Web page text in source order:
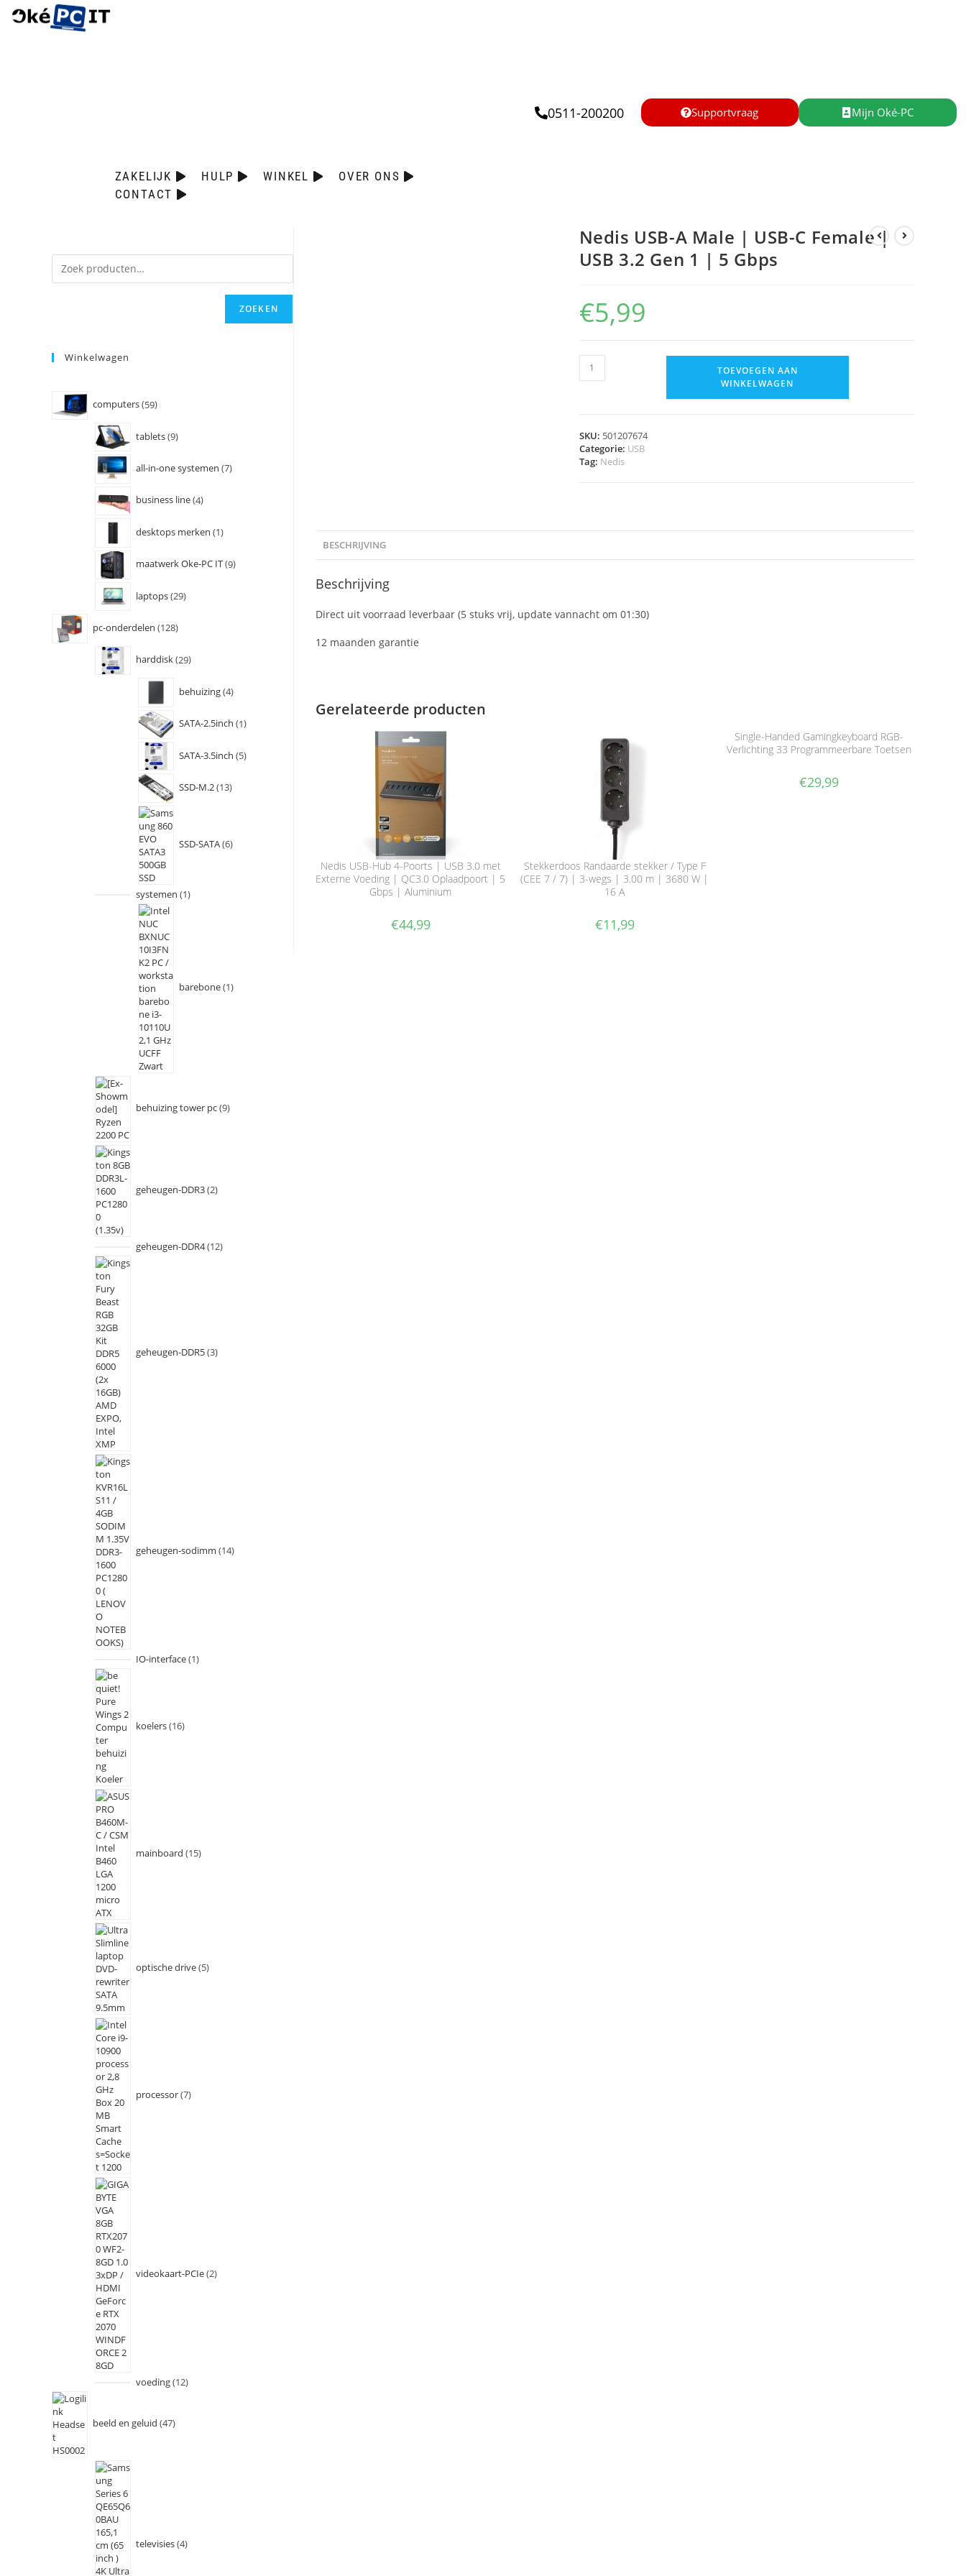
ZAKELIJK HULP WINKEL
OVER ONS
CONTACT
0511-200200 Supportvraag Mijn Oké-PC
Nedis USB-A Male | USB-C Female |
USB 3.2 Gen 1 | 5 Gbps
€5,99
TOEVOEGEN AAN
WINKELWAGEN
SKU: 501207674
Categorie: USB
Tag: Nedis
BESCHRIJVING
Beschrijving
Direct uit voorraad leverbaar (5 stuks vrij, update vannacht om 01:30)
12 maanden garantie
Gerelateerde producten
Nedis USB-Hub 4-Poorts | USB 3.0 met
Externe Voeding | QC3.0 Oplaadpoort | 5
Gbps | Aluminium
€44,99
Stekkerdoos Randaarde stekker / Type F
(CEE 7 / 7) | 3-wegs | 3.00 m | 3680 W |
16 A
€11,99
Single-Handed Gamingkeyboard RGB-
Verlichting 33 Programmeerbare Toetsen
€29,99
ZOEKEN
Winkelwagen
computers 59
tablets 9
all-in-one systemen 7
business line 4
desktops merken 1
maatwerk Oke-PC IT 9
laptops 29
pc-onderdelen 128
harddisk 29
behuizing 4
SATA-2.5inch 1
SATA-3.5inch 5
SSD-M.2 13
SSD-SATA 6
systemen 1
barebone 1
behuizing tower pc 9
geheugen-DDR3 2
geheugen-DDR4 12
geheugen-DDR5 3
geheugen-sodimm 14
IO-interface 1
koelers 16
mainboard 15
optische drive 5
processor 7
videokaart-PCIe 2
voeding 12
beeld en geluid 47
televisies 4